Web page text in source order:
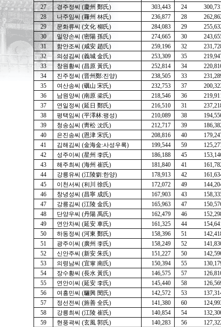
27
경주정씨 (慶州 鄭氏) 303,443 24
28
나주임씨 (羅州 林氏) 236,877 28
29
문화류씨 (文化 柳氏) 284,083 29
30
밀양손씨 (密陽 孫氏) 274,665 30
31
함안조씨 (咸安 趙氏) 259,196 32
32
의성김씨 (義城 金氏) 253,309 35
33
창원황씨 (昌原 黃氏) 252,814 34
34
진주정씨 (晋州鄭:진양) 238,505 33
35
여산송씨 (礪山 宋氏) 232,753 37
36
남원양씨 (南原 梁氏) 218,546 36
37
연일정씨 (延日 鄭氏) 216,510 31
38
평택임씨 (平澤林:팽성) 210,089 38
39
청송심씨 (靑松 沈氏) 212,717 39
40
은진송씨 (恩津 宋氏) 208,816 40
41
김해김씨 (金海金:사성우록) 199,544 59
42
성주이씨 (星州 李氏) 186,188 45
43
해주최씨 (海州 崔氏) 181,840 41
44
강릉유씨 (江陵劉:한양) 178,913 42
45
이천서씨 (利川 徐氏) 172,072 49
46
창녕성씨 (昌寧 成氏) 167,903 43
47
강릉김씨 (江陵 金氏) 165,963 47
48
단양우씨 (丹陽 禹氏) 162,479 46
49
연안차씨 (延安 車氏) 161,325 44
50
하동정씨 (河東 鄭氏) 158,396 51
51
광주이씨 (廣州 李氏) 158,249 52
52
신안주씨 (新安 朱氏) 151,227 50
53
의령남씨 (宜寧 南氏) 150,394 55
54
장수황씨 (長水 黃氏) 146,575 57
55
연안이씨 (延安 李氏) 145,440 58
56
여흥민씨 (驪興 閔氏) 142,572 53
57
정선전씨 (旌善 全氏) 141,380 60
58
강릉최씨 (江陵 崔氏) 140,854 54
59
현풍곽씨 (玄風 郭氏) 140,283 56